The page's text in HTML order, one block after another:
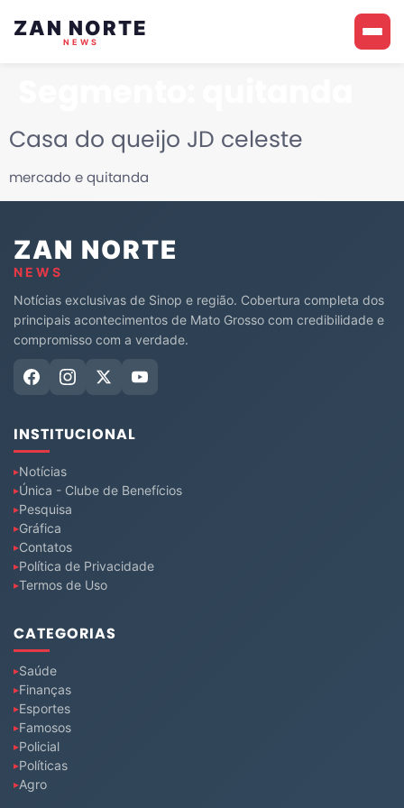
ZAN NORTE
NEWS
Casa do queijo JD celeste
mercado e quitanda
ZAN NORTE
NEWS
Notícias exclusivas de Sinop e região. Cobertura completa dos
principais acontecimentos de Mato Grosso com credibilidade e
compromisso com a verdade.
INSTITUCIONAL
Notícias
Única - Clube de Benefícios
Pesquisa
Gráfica
Contatos
Política de Privacidade
Termos de Uso
CATEGORIAS
Saúde
Finanças
Esportes
Famosos
Policial
Políticas
Agro